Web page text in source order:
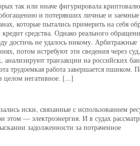
так или иначе фигурировала
и потерявших личные и заемные
которые пытались примерить на себя
средства. Однако реального
достичь не удалось никому. Арбитражные
потом истребуют эти сведения через суд,
транзакции на российских
трудоемкая работа завершается пшиком.
целом негативное. [...]
иски, связанные с использованием
— электроэнергия. И в судах
задолженности за потраченное